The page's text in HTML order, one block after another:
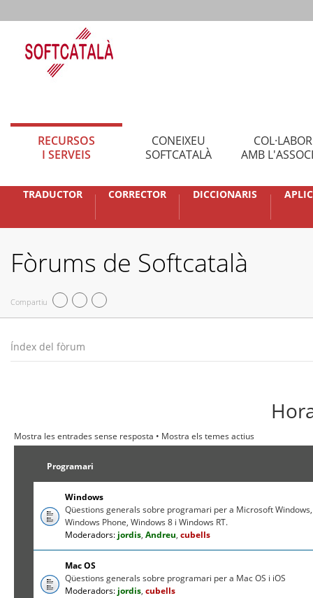
RECURSOS
I SERVEIS
CONEIXEU
SOFTCATALÀ
AMB
TRADUCTOR CORRECTOR DICCIONARIS
Fòrums de Softcatalà
Compartiu
Índex del fòrum
Mostra les entrades sense resposta • Mostra els temes actius
Programari
Windows
Qüestions generals sobre programari per a Microsoft Windows,
Windows Phone, Windows 8 i Windows RT.
Moderadors: jordis,Andreu,cubells
Mac OS
Qüestions generals sobre programari per a Mac OS i iOS
Moderadors: jordis,cubells